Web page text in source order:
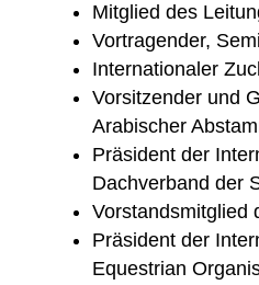
Mitglied des
Vortragender,
Internationaler
Vorsitzender und
Arabischer
Präsident der
Dachverband der
Vorstandsmitglied
Präsident der
Equestrian